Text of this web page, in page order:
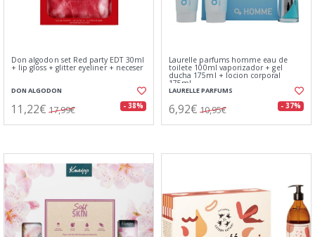
Don algodon set Red party EDT 30ml
+ lip gloss + glitter eyeliner + neceser
DON ALGODON
11,22€ 17,99€ - 38%
Laurelle parfums homme eau de
toilete 100ml vaporizador + gel
ducha 175ml + locion corporal
175ml
LAURELLE PARFUMS
6,92€ 10,95€ - 37%